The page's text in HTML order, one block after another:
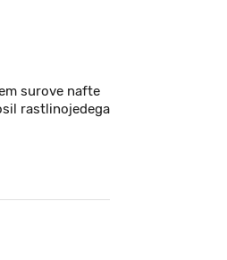
surove nafte
rastlinojedega